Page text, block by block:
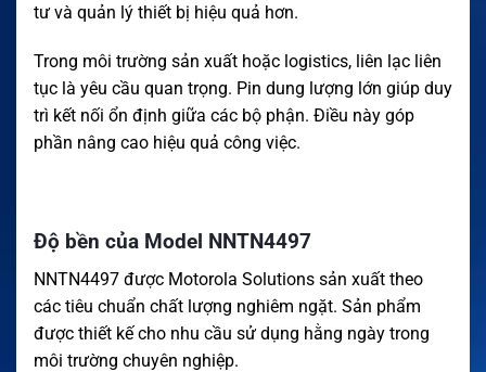
tư và quản lý thiết bị hiệu quả hơn.
Trong môi trường sản xuất hoặc logistics, liên lạc liên
tục là yêu cầu quan trọng. Pin dung lượng lớn giúp duy
trì kết nối ổn định giữa các bộ phận. Điều này góp
phần nâng cao hiệu quả công việc.
Độ bền của Model NNTN4497
NNTN4497 được Motorola Solutions sản xuất theo
các tiêu chuẩn chất lượng nghiêm ngặt. Sản phẩm
được thiết kế cho nhu cầu sử dụng hằng ngày trong
môi trường chuyên nghiệp.